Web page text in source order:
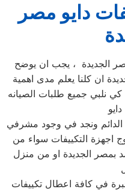
دايو مصر
الجديدة ، يجب ان يوضح
ان كلنا يعلم مدى اهمية
كي نلبي جميع طلبات الصيانه
الدائم ونجد في وجود مشرفي
اجهزة التكييفات سواء من
بمصر الجديدة او من منزل
في كافة اعطال تكييفات